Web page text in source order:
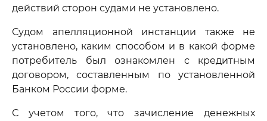
действий сторон судами не установлено.
Судом апелляционной инстанции также не
установлено, каким способом и в какой форме
потребитель был ознакомлен с кредитным
договором, составленным по установленной
Банком России форме.
С учетом того, что зачисление денежных